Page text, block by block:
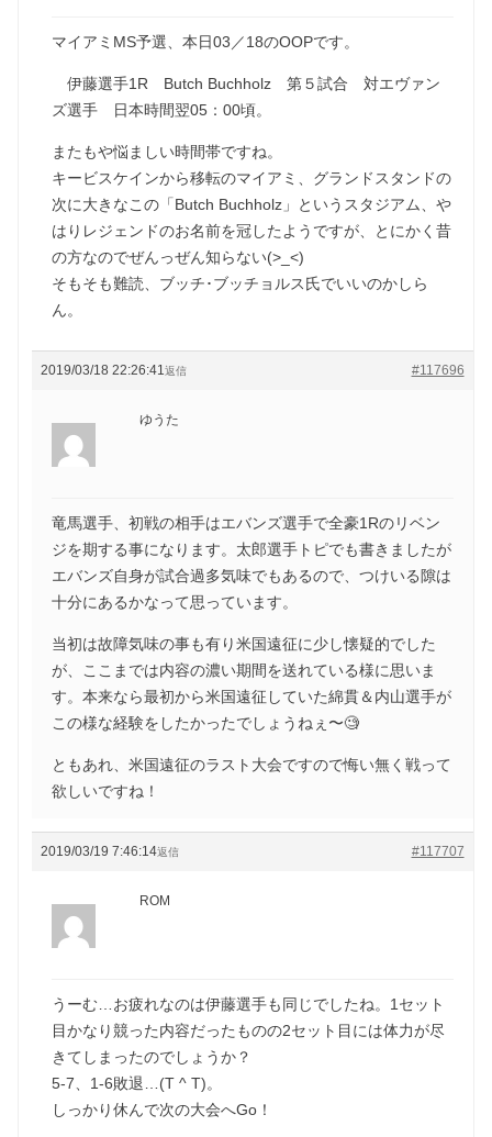
マイアミMS予選、本日03／18のOOPです。
伊藤選手1R Butch Buchholz 第５試合 対エヴァン
ズ選手 日本時間翌05：00頃。
またもや悩ましい時間帯ですね。
キービスケインから移転のマイアミ、グランドスタンドの
次に大きなこの「Butch Buchholz」というスタジアム、や
はりレジェンドのお名前を冠したようですが、とにかく昔
の方なのでぜんっぜん知らない(>_<)
そもそも難読、ブッチ･ブッチョルス氏でいいのかしら
ん。
2019/03/18 22:26:41 #117696
返信
ゆうた
竜馬選手、初戦の相手はエバンズ選手で全豪1Rのリベン
ジを期する事になります。太郎選手トピでも書きましたが
エバンズ自身が試合過多気味でもあるので、つけいる隙は
十分にあるかなって思っています。
当初は故障気味の事も有り米国遠征に少し懐疑的でした
が、ここまでは内容の濃い期間を送れている様に思いま
す。本来なら最初から米国遠征していた綿貫＆内山選手が
この様な経験をしたかったでしょうねぇ〜🧐
ともあれ、米国遠征のラスト大会ですので悔い無く戦って
欲しいですね！
2019/03/19 7:46:14 #117707
返信
ROM
うーむ…お疲れなのは伊藤選手も同じでしたね。1セット
目かなり競った内容だったものの2セット目には体力が尽
きてしまったのでしょうか？
5-7、1-6敗退…(T ^ T)。
しっかり休んで次の大会へGo！